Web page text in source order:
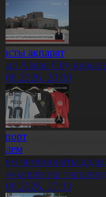
ақпарат
Alatau City
20:00
чемпионаты
кешектер
17:33